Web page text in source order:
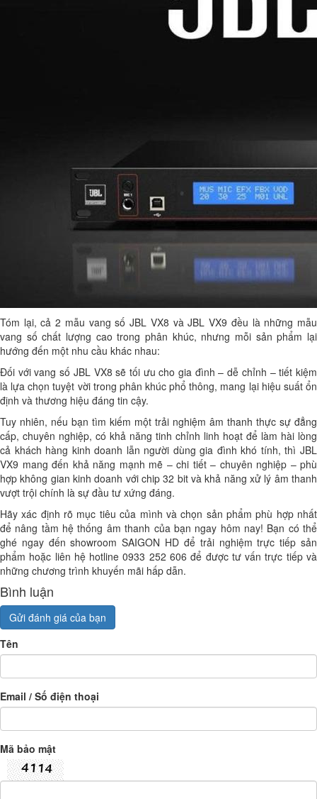
Tóm lại, cả 2 mẫu vang số JBL VX8 và JBL VX9 đều là những mẫu
vang số chất lượng cao trong phân khúc, nhưng mỗi sản phẩm lại
hướng đến một nhu cầu khác nhau:
Đối với vang số JBL VX8 sẽ tối ưu cho gia đình – dễ chỉnh – tiết kiệm
là lựa chọn tuyệt vời trong phân khúc phổ thông, mang lại hiệu suất ổn
định và thương hiệu đáng tin cậy.
Tuy nhiên, nếu bạn tìm kiếm một trải nghiệm âm thanh thực sự đẳng
cấp, chuyên nghiệp, có khả năng tinh chỉnh linh hoạt để làm hài lòng
cả khách hàng kinh doanh lẫn người dùng gia đình khó tính, thì JBL
VX9 mang đến khả năng mạnh mẽ – chi tiết – chuyên nghiệp – phù
hợp không gian kinh doanh với chip 32 bit và khả năng xử lý âm thanh
vượt trội chính là sự đầu tư xứng đáng.
Hãy xác định rõ mục tiêu của mình và chọn sản phẩm phù hợp nhất
để nâng tầm hệ thống âm thanh của bạn ngay hôm nay! Bạn có thể
ghé ngay đến showroom SAIGON HD để trải nghiệm trực tiếp sản
phẩm hoặc liên hệ hotline 0933 252 606 để được tư vấn trực tiếp và
những chương trình khuyến mãi hấp dẫn.
Bình luận
Gửi đánh giá của bạn
Tên
Email / Số điện thoại
Mã bảo mật